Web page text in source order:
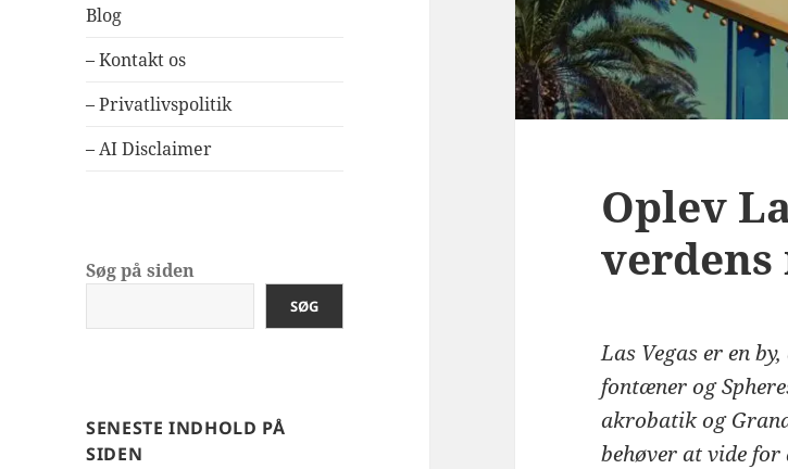
Blog
– Kontakt os
– Privatlivspolitik
– AI Disclaimer
Søg på siden
SØG
SENESTE INDHOLD PÅ
SIDEN
Oplev
Las Vegas er en
fontæner og
akrobatik og
behøver at vide for